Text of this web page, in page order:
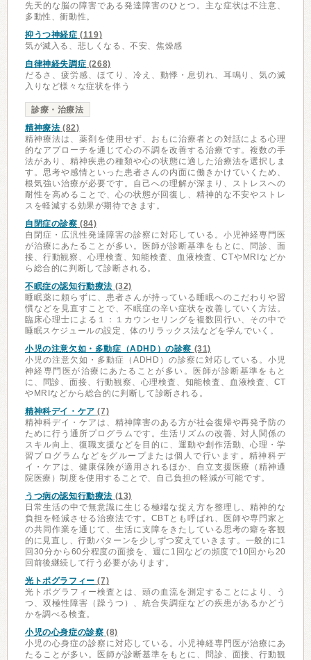
先天的な脳の障害である発達障害のひとつ。主な症状は不注意、
多動性、衝動性。
抑うつ神経症 (119)
気が滅入る、悲しくなる、不安、焦燥感
自律神経失調症 (268)
だるさ、疲労感、ほてり、冷え、動悸・息切れ、耳鳴り、気の滅
入りなど様々な症状を伴う
診療・治療法
精神療法 (82)
精神療法は、薬剤を使用せず、おもに治療者との対話による心理
的なアプローチを通じて心の不調を改善する治療です。複数の手
法があり、精神疾患の種類や心の状態に適した治療法を選択しま
す。思考や感情といった患者さんの内面に働きかけていくため、
根気強い治療が必要です。自己への理解が深まり、ストレスへの
耐性を高めることで、心の状態が回復し、精神的な不安やストレ
スを軽減する効果が期待できます。
自閉症の診察 (84)
自閉症・広汎性発達障害の診察に対応している。小児神経専門医
が治療にあたることが多い。医師が診断基準をもとに、問診、面
接、行動観察、心理検査、知能検査、血液検査、CTやMRIなどか
ら総合的に判断して診断される。
不眠症の認知行動療法 (32)
睡眠薬に頼らずに、患者さんが持っている睡眠へのこだわりや習
慣などを見直すことで、不眠症の辛い症状を改善していく方法。
臨床心理士による１：１カウンセリングを複数回行い、その中で
睡眠スケジュールの設定、体のリラックス法などを学んでいく。
小児の注意欠如・多動症（ADHD）の診察 (31)
小児の注意欠如・多動症（ADHD）の診察に対応している。小児
神経専門医が治療にあたることが多い。医師が診断基準をもと
に、問診、面接、行動観察、心理検査、知能検査、血液検査、CT
やMRIなどから総合的に判断して診断される。
精神科デイ・ケア (7)
精神科デイ・ケアは、精神障害のある方が社会復帰や再発予防の
ために行う通所プログラムです。生活リズムの改善、対人関係の
スキル向上、復職支援などを目的に、運動や創作活動、心理・学
習プログラムなどをグループまたは個人で行います。精神科デ
イ・ケアは、健康保険が適用されるほか、自立支援医療（精神通
院医療）制度を使用することで、自己負担の軽減が可能です。
うつ病の認知行動療法 (13)
日常生活の中で無意識に生じる極端な捉え方を整理し、精神的な
負担を軽減させる治療法です。CBTとも呼ばれ、医師や専門家と
の共同作業を通じて、生活に支障をきたしている思考の癖を客観
的に見直し、行動パターンを少しずつ変えていきます。一般的に1
回30分から60分程度の面接を、週に1回などの頻度で10回から20
回前後継続して行う必要があります。
光トポグラフィー (7)
光トポグラフィー検査とは、頭の血流を測定することにより、う
つ、双極性障害（躁うつ）、統合失調症などの疾患があるかどう
かを調べる検査。
小児の心身症の診察 (8)
小児の心身症の診察に対応している。小児神経専門医が治療にあ
たることが多い。医師が診断基準をもとに、問診、面接、行動観